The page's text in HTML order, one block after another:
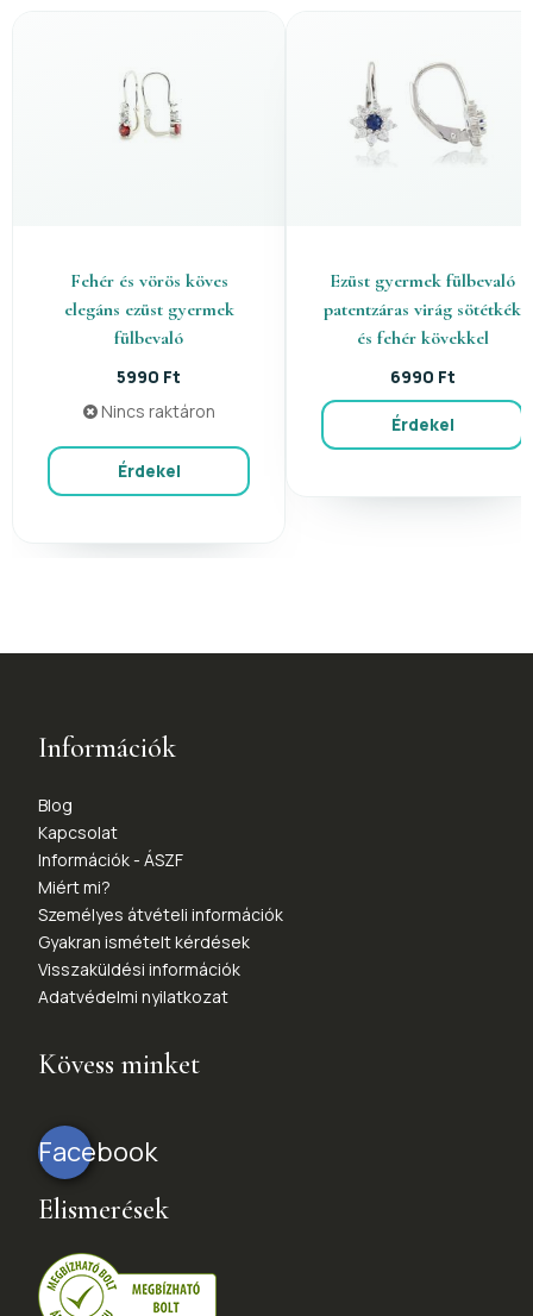
Fehér és vörös köves
elegáns ezüst gyermek
fülbevaló
5990 Ft
Nincs raktáron
Érdekel
Ezüst gyermek fülbevaló
patentzáras virág sötétkék
és fehér kövekkel
6990 Ft
Érdekel
Információk
Blog
Kapcsolat
Információk - ÁSZF
Miért mi?
Személyes átvételi információk
Gyakran ismételt kérdések
Visszaküldési információk
Adatvédelmi nyilatkozat
Kövess minket
Facebook
Elismerések